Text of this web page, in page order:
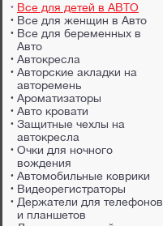
Все для детей в АВТО
Все для женщин в Авто
Все для беременных в
Авто
Автокресла
Авторские акладки на
авторемень
Ароматизаторы
Авто кровати
Защитные чехлы на
автокресла
Очки для ночного
вождения
Автомобильные коврики
Видеорегистраторы
Держатели для телефонов
и планшетов